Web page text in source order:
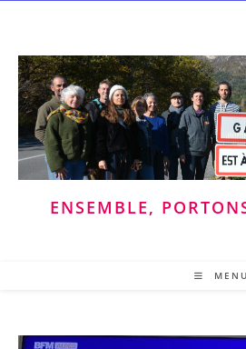
content
ENSEMBLE,
MENU